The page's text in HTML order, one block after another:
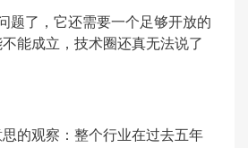
题了，它还需要一个足够开放的
能成立，技术圈还真无法说了
的观察：整个行业在过去五年